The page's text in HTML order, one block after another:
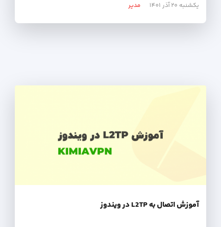
یکشنبه ۲۰ آذر ۱۴۰۱ مدیر
آموزش اتصال به L2TP در ویندوز